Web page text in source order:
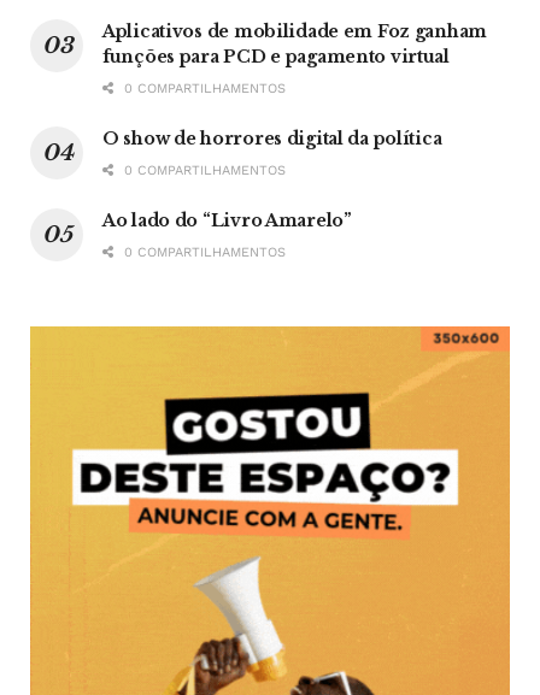
Aplicativos de mobilidade em Foz ganham
funções para PCD e pagamento virtual
0 COMPARTILHAMENTOS
O show de horrores digital da política
0 COMPARTILHAMENTOS
Ao lado do “Livro Amarelo”
0 COMPARTILHAMENTOS